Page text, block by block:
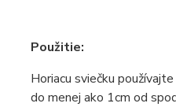
Použitie:
Horiacu sviečku
do menej ako 1cm od